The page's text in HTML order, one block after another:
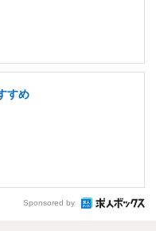
すめ
Sponsored by